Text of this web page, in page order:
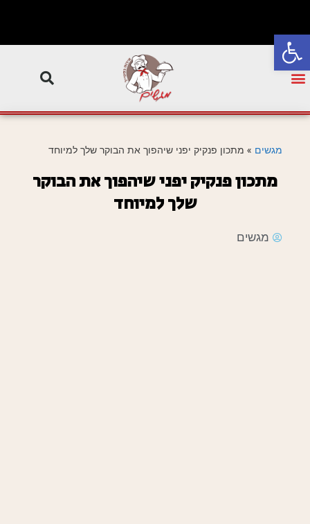
פתח סרגל נגישות
מגשים » מתכון פנקיק יפני שיהפוך את הבוקר שלך למיוחד
מתכון פנקיק יפני שיהפוך את הבוקר
שלך למיוחד
מגשים